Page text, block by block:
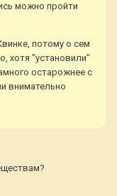
можно пройти
потому о сем
хотя "установили"
остарожнее с
внимательно